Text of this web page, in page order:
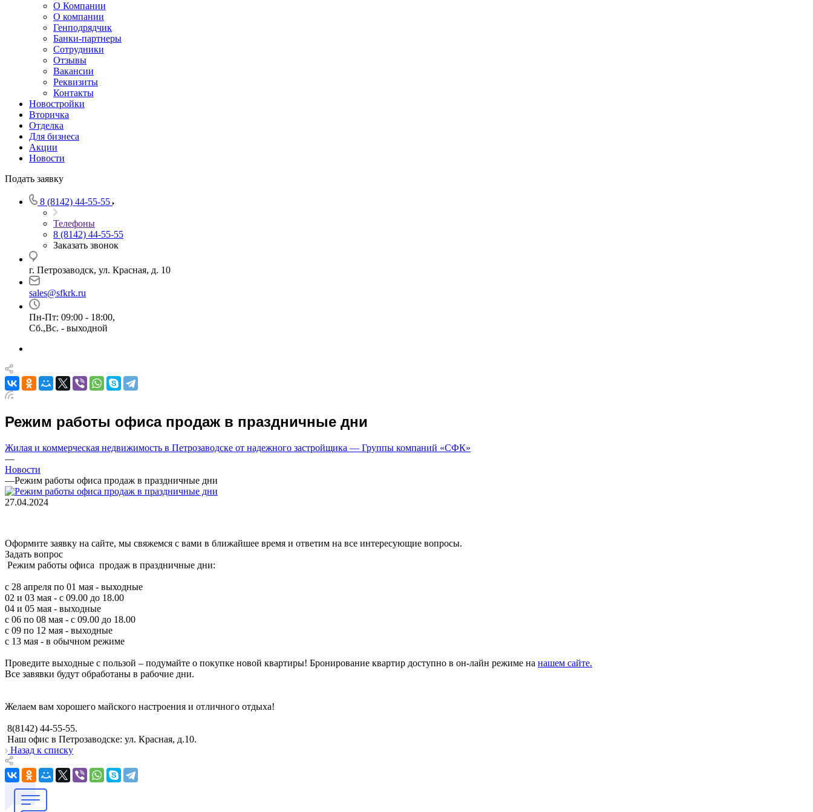
О Компании
О компании
Генподрядчик
Банки-партнеры
Сотрудники
Отзывы
Вакансии
Реквизиты
Контакты
Новостройки
Вторичка
Отделка
Для бизнеса
Акции
Новости
Подать заявку
8 (8142) 44-55-55
Телефоны
8 (8142) 44-55-55
Заказать звонок
г. Петрозаводск, ул. Красная, д. 10
sales@sfkrk.ru
Пн-Пт: 09:00 - 18:00,
Сб.,Вс. - выходной
Режим работы офиса продаж в праздничные дни
Жилая и коммерческая недвижимость в Петрозаводске от надежного застройщика — Группы компаний «СФК»
—
Новости
—Режим работы офиса продаж в праздничные дни
27.04.2024
Оформите заявку на сайте, мы свяжемся с вами в ближайшее время и ответим на все интересующие вопросы.
Задать вопрос
Режим работы офиса продаж в праздничные дни:
с 28 апреля по 01 мая - выходные
02 и 03 мая - с 09.00 до 18.00
04 и 05 мая - выходные
с 06 по 08 мая - с 09.00 до 18.00
с 09 по 12 мая - выходные
с 13 мая - в обычном режиме
Проведите выходные с пользой – подумайте о покупке новой квартиры! Бронирование квартир доступно в он-лайн режиме на нашем сайте.
Все завявки будут обработаны в рабочие дни.
Желаем вам хорошего майского настроения и отличного отдыха!
8(8142) 44-55-55.
Наш офис в Петрозаводске: ул. Красная, д.10.
Назад к списку